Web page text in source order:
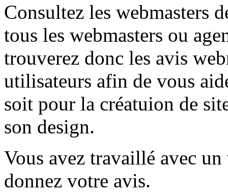
Consultez les webmasters
tous les webmasters ou
trouverez donc les avis
utilisateurs afin de vous
soit pour la créatuion de
son design.
Vous avez travaillé avec
donnez votre avis.